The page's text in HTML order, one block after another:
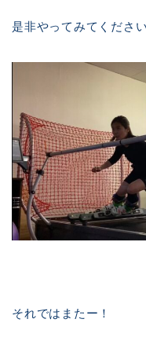
是非やってみてくださ
それではまたー！